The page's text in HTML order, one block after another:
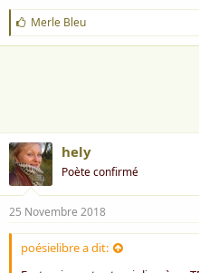
J
'
a
Merle Bleu
hely
Poète confirmé
25 Novembre 2018
poésielibre a dit: